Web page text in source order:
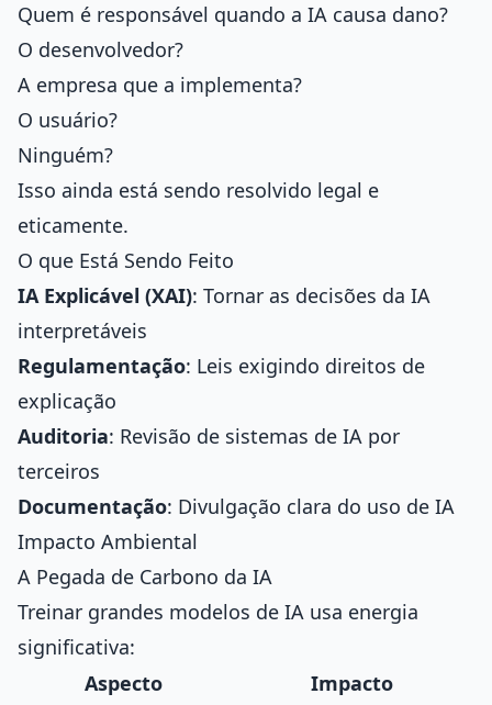
Quem é responsável quando a IA causa dano?
O desenvolvedor?
A empresa que a implementa?
O usuário?
Ninguém?
Isso ainda está sendo resolvido legal e
eticamente.
O que Está Sendo Feito
IA Explicável (XAI): Tornar as decisões da IA
interpretáveis
Regulamentação: Leis exigindo direitos de
explicação
Auditoria: Revisão de sistemas de IA por
terceiros
Documentação: Divulgação clara do uso de IA
Impacto Ambiental
A Pegada de Carbono da IA
Treinar grandes modelos de IA usa energia
significativa:
Aspecto
Impacto